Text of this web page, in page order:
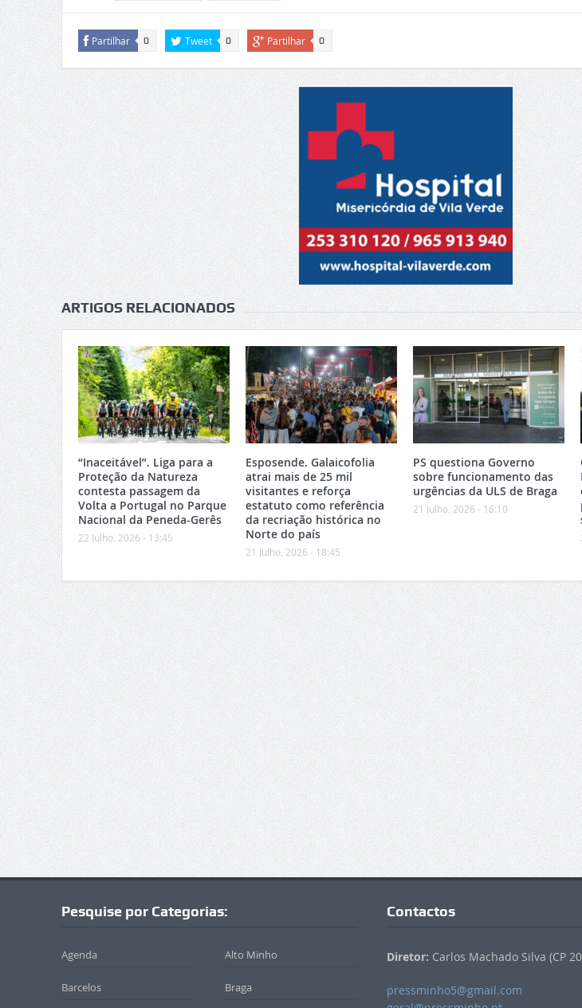
Partilhar 0 Tweet 0 Partilhar 0
ARTIGOS RELACIONADOS
“Inaceitável”. Liga para a
Proteção da Natureza
contesta passagem da
Volta a Portugal no Parque
Nacional da Peneda-Gerês
22 Julho, 2026 - 13:45
Esposende. Galaicofolia
atrai mais de 25 mil
visitantes e reforça
estatuto como referência
da recriação histórica no
Norte do país
21 Julho, 2026 - 18:45
PS questiona Governo
sobre funcionamento das
urgências da ULS de Braga
21 Julho, 2026 - 16:10
Pesquise por Categorias:
Agenda Alto Minho
Barcelos Braga
Contactos
Diretor: Carlos Machado Silva (CP
pressminho5@gmail.com